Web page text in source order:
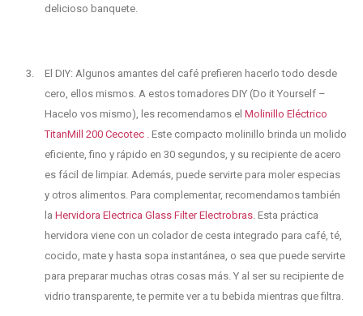
delicioso banquete.
El DIY: Algunos amantes del café prefieren hacerlo todo desde
cero, ellos mismos. A estos tomadores DIY (Do it Yourself –
Hacelo vos mismo), les recomendamos el Molinillo Eléctrico
TitanMill 200 Cecotec . Este compacto molinillo brinda un molido
eficiente, fino y rápido en 30 segundos, y su recipiente de acero
es fácil de limpiar. Además, puede servirte para moler especias
y otros alimentos. Para complementar, recomendamos también
la Hervidora Electrica Glass Filter Electrobras. Esta práctica
hervidora viene con un colador de cesta integrado para café, té,
cocido, mate y hasta sopa instantánea, o sea que puede servirte
para preparar muchas otras cosas más. Y al ser su recipiente de
vidrio transparente, te permite ver a tu bebida mientras que filtra.